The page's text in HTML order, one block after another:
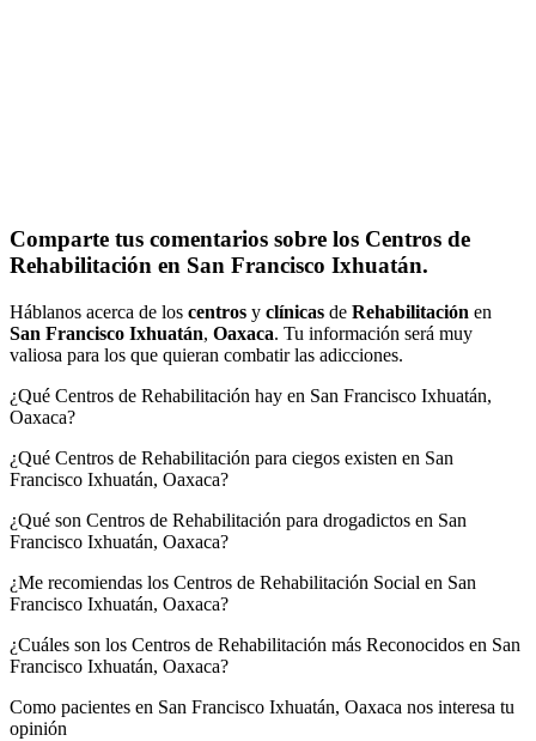
Comparte tus comentarios sobre los Centros de
Rehabilitación en San Francisco Ixhuatán.
Háblanos acerca de los centros y clínicas de Rehabilitación en
San Francisco Ixhuatán, Oaxaca. Tu información será muy
valiosa para los que quieran combatir las adicciones.
¿Qué Centros de Rehabilitación hay en San Francisco Ixhuatán,
Oaxaca?
¿Qué Centros de Rehabilitación para ciegos existen en San
Francisco Ixhuatán, Oaxaca?
¿Qué son Centros de Rehabilitación para drogadictos en San
Francisco Ixhuatán, Oaxaca?
¿Me recomiendas los Centros de Rehabilitación Social en San
Francisco Ixhuatán, Oaxaca?
¿Cuáles son los Centros de Rehabilitación más Reconocidos en San
Francisco Ixhuatán, Oaxaca?
Como pacientes en San Francisco Ixhuatán, Oaxaca nos interesa tu
opinión